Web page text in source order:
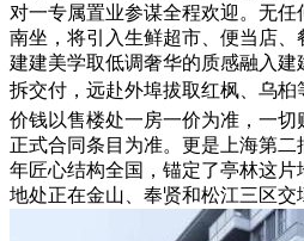
对一专属置业参谋全程欢迎。无
南坐，将引入生鲜超市、便当店
建建美学取低调奢华的质感融入
拆交付，远赴外埠拔取红枫、乌
价钱以售楼处一房一价为准，一切
正式合同条目为准。更是上海第二
年匠心结构全国，锚定了亭林这片
地处正在金山、奉贤和松江三区交